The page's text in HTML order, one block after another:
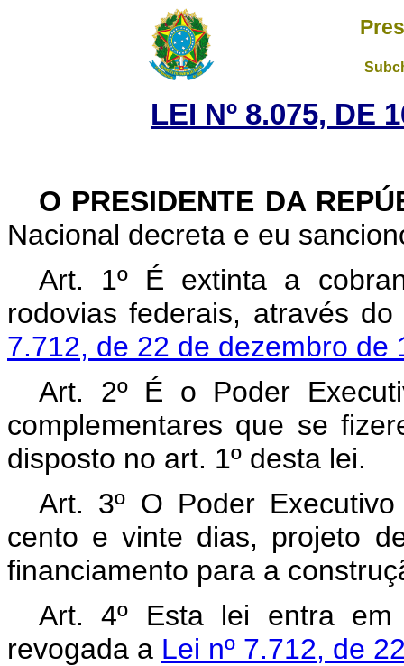
LEI Nº 8.075, DE
O PRESIDENTE DA
Nacional decreta e eu
Art. 1º É extinta a
rodovias federais, através
7.712, de 22 de dezembro de
Art. 2º É o Poder
complementares que se
disposto no art. 1º desta lei.
Art. 3º O Poder
cento e vinte dias, projeto
financiamento para a
Art. 4º Esta lei entra
revogada a Lei nº 7.712, de